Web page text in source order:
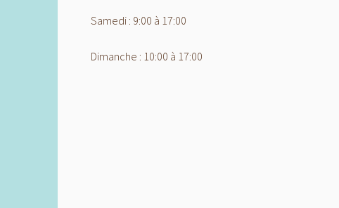
Samedi : 9:00 à 17:00
Dimanche : 10:00 à 17:00